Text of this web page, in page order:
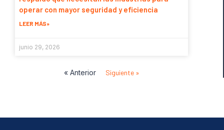
operar con mayor seguridad y eficiencia
LEER MÁS»
junio 29, 2026
« Anterior Siguiente »